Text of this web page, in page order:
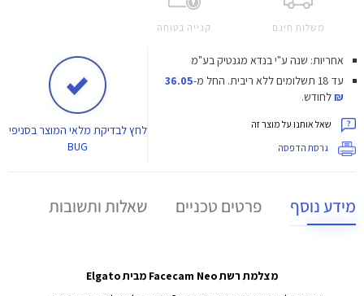
משלוח חינם קנייה בטוחה
אחריות: שנה ע"י בנדא מגנטיק בע"מ
עד 18 תשלומים ללא ריבית.
החל מ-36.05
₪לחודש.
שאל אותנו על מוצר זה
גרסת הדפסה
לחץלבדיקת מלאי המוצר בסניפי
BUG
מידע נוסף פרטים טכניים שאלות ותשובות
מצלמת רשת Facecam Neo מבית Elgato